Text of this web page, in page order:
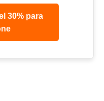
30% para